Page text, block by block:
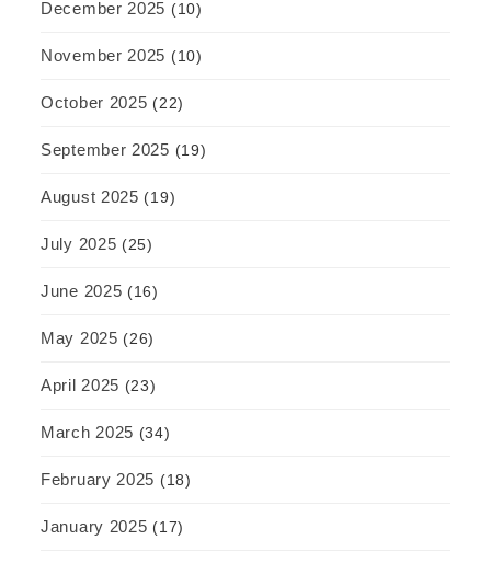
December 2025 (10)
November 2025 (10)
October 2025 (22)
September 2025 (19)
August 2025 (19)
July 2025 (25)
June 2025 (16)
May 2025 (26)
April 2025 (23)
March 2025 (34)
February 2025 (18)
January 2025 (17)